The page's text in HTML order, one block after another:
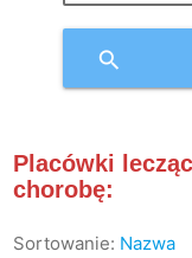
search
Placówki
chorobę:
Sortowanie: Nazwa